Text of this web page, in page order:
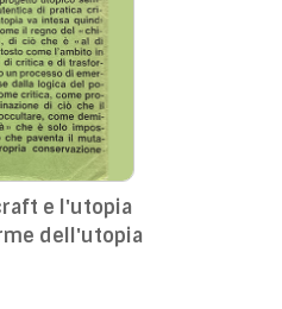
e l'utopia
dell'utopia